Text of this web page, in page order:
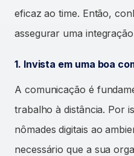
eficaz ao time. Então,
assegurar uma
1. Invista em uma boa
A comunicação é
trabalho à distância. Por
nômades digitais ao
necessário que a sua